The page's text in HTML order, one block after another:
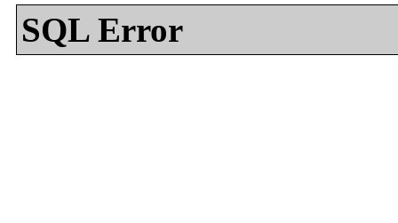
SQL Error